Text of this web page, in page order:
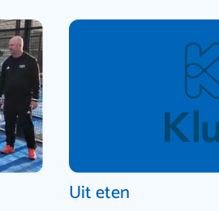
Uit eten